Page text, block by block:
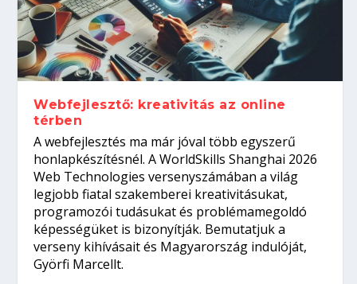
Kitalálod, mire használják ezeket a
gépeket?
Nem sikerült az egyetemi felvételi?
Tanulj szakmát!
Szoftverfejlesztő: verseny kódban –
amikor néhány sor program dönti el a
világversenyt...
Digitális detox – hogyan kapcsolódj ki
telefon nélkül?
Webfejlesztő: kreativitás az online
térben
A webfejlesztés ma már jóval több egyszerű
honlapkészítésnél. A WorldSkills Shanghai 2026
Web Technologies versenyszámában a világ
legjobb fiatal szakemberei kreativitásukat,
programozói tudásukat és problémamegoldó
képességüket is bizonyítják. Bemutatjuk a
verseny kihívásait és Magyarország indulóját,
Györfi Marcellt.